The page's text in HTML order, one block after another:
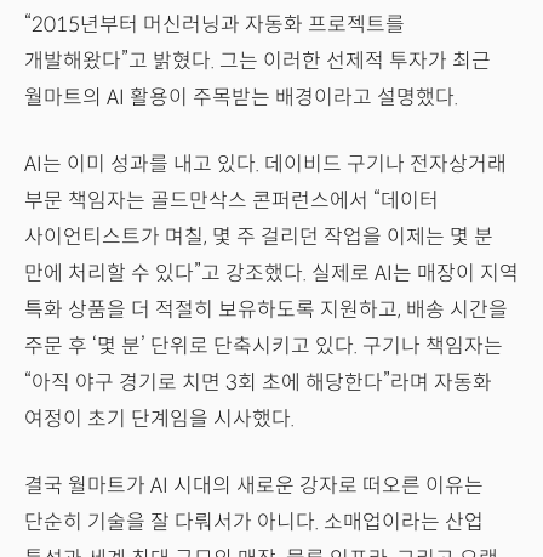
“2015년부터 머신러닝과 자동화 프로젝트를
개발해왔다”고 밝혔다. 그는 이러한 선제적 투자가 최근
월마트의 AI 활용이 주목받는 배경이라고 설명했다.
AI는 이미 성과를 내고 있다. 데이비드 구기나 전자상거래
부문 책임자는 골드만삭스 콘퍼런스에서 “데이터
사이언티스트가 며칠, 몇 주 걸리던 작업을 이제는 몇 분
만에 처리할 수 있다”고 강조했다. 실제로 AI는 매장이 지역
특화 상품을 더 적절히 보유하도록 지원하고, 배송 시간을
주문 후 ‘몇 분’ 단위로 단축시키고 있다. 구기나 책임자는
“아직 야구 경기로 치면 3회 초에 해당한다”라며 자동화
여정이 초기 단계임을 시사했다.
결국 월마트가 AI 시대의 새로운 강자로 떠오른 이유는
단순히 기술을 잘 다뤄서가 아니다. 소매업이라는 산업